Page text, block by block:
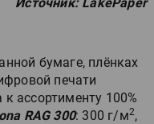
бумаге, плёнках
печати
ассортименту 100%
RAG 300: 300 г/м2,